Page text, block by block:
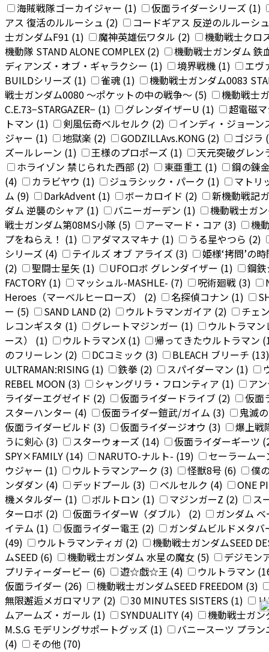
海賊戦隊ゴーカイジャー (1)
仮面ライダーシリーズ (1)
アス 復活のルルーシュ (2)
コードギアス 反逆のルルーシ
士ガンダムF91 (1)
魔神英雄伝ワタル (2)
機動戦士クロ
機動隊 STAND ALONE COMPLEX (2)
機動戦士ガンダム
ディアンズ・オブ・ギャラクシー (1)
境界戦機 (1)
エヴ
BUILDシリーズ (1)
雀魂 (1)
機動戦士ガンダム0083
戦士ガンダム0080 〜ポケットの中の戦争〜 (5)
機動戦士
C.E.73−STARGAZER− (1)
グレンダイザーU (1)
超電磁
トマン (1)
剣風伝奇ベルセルク (2)
インディ・ジョー
ジャー (1)
地獄楽 (2) GODZILLAvs.KONG (2)
ゴジラ
ズールレーン (1)
王様のプロポーズ (1)
天元突破グレ
ホライゾン 禁じられた西部 (2)
東亜重工 (1)
鋼の錬
(4)
カラビヤウ (1) ジュラシック・パーク (1)
マトリ
ム (9)
DarkAdvent (1) ボーカロイド (2)
新機動戦記
ダム 逆襲のシャア (1)
バニーガーデン (1)
機動戦士ガ
戦士ガンダム第08MS小隊 (5)
アーマード・コア (3)
機
プをねらえ！ (1)
アダマスマキナ (1)
うる星やつら (2)
シリーズ (4)
テイルズ オブ アライズ (3)
姫様‘拷問’の
(2)
聖闘士星矢 (1) UFOロボ グレンダイザー (1)
鋼
FACTORY (1)
マッシュル-MASHLE- (7) 呪術廻戦 (3)
Heroes（マーベルヒーローズ） (2)
名探偵コナン (1)
ー (5)
SAND LAND (2) ウルトラマンガイア (2)
チェ
レコンギスタ (1)
グレートマジンガー (1)
ウルトラマ
ース） (1)
ウルトラマンX (1)
帰ってきたウルトラマン
のフリーレン (2)
DCコミック (3)
BLEACH ブリーチ
ULTRAMAN:RISING (1)
鉄拳 (2) スパイダーマン (1)
REBEL MOON (3)
シャングリラ・フロンティア (1)
ア
ライダーエグゼイド (2)
仮面ライダードライブ (2)
仮面
スターハンター (4)
仮面ライダー鎧武/ガイム (3)
鬼滅
仮面ライダービルド (3)
仮面ライダージオウ (3)
爆上戦
うに剣心 (3)
スターウォーズ (14)
仮面ライダーギーツ
SPY×FAMILY (14)
NARUTO-ナルト- (19)
セーラーム
ウジャー (1)
ウルトラマンアーク (3) 怪獣8号 (6)
僕
ンダダン (4)
デッドプール (3) ベルセルク (4)
ONE
機メタルダー (1)
ボルトロン (1) マジンガーZ (2)
ス
ターロボ (2)
仮面ライダーW（ダブル） (2)
ガンダム
イテム (1)
仮面ライダー電王 (2)
ガンダムビルドメタ
(49)
ウルトラマンティガ (2)
機動戦士ガンダムSEED
ムSEED (6)
機動戦士ガンダム 水星の魔女 (5)
デジモン
プリティーダービー (6)
遊☆戯☆王 (4)
ウルトラマン
仮面ライダー (26)
機動戦士ガンダムSEED FREEDOM (3)
無限邂逅メガロマリア (2)
30 MINUTES SISTERS (1)
ムアームズ・ガール (1)
SYNDUALITY (4)
機動戦士ガ
M.S.G モデリングサポートグッズ (1)
バニースーツ プラ
(4)
その他 (70)